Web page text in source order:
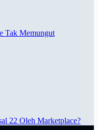
Tak Memungut
22 Oleh Marketplace?